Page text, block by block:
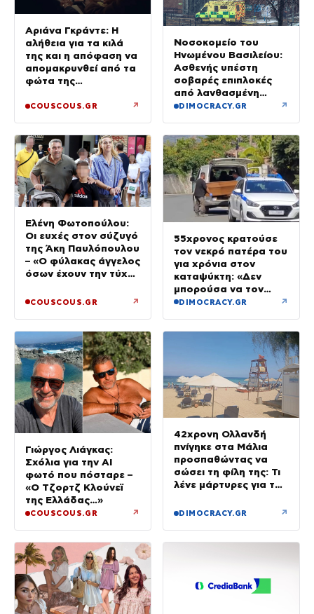
Αριάνα Γκράντε: Η
αλήθεια για τα κιλά
της και η απόφαση να
απομακρυνθεί από τα
φώτα της
COUSCOUS.GR ↗
Νοσοκομείο του
Ηνωμένου Βασιλείου:
Ασθενής υπέστη
σοβαρές επιπλοκές
από λανθασμένη
σύνδεση εντέρου και
DIMOCRACY.GR ↗
Ελένη Φωτοπούλου:
Οι ευχές στον σύζυγό
της Άκη Παυλόπουλου
– «Ο φύλακας άγγελος
όσων έχουν την τύχη
του»
COUSCOUS.GR ↗
55χρονος κρατούσε
τον νεκρό πατέρα του
για χρόνια στον
καταψύκτη: «Δεν
μπορούσα να τον
αποχωριστώ»
DIMOCRACY.GR ↗
Γιώργος Λιάγκας:
Σχόλια για την ΑΙ
φωτό που πόσταρε –
«Ο Τζορτζ Κλούνεϊ
της Ελλάδας…»
COUSCOUS.GR ↗
42χρονη Ολλανδή
πνίγηκε στα Μάλια
προσπαθώντας να
σώσει τη φίλη της: Τι
λένε μάρτυρες για τον
DIMOCRACY.GR ↗